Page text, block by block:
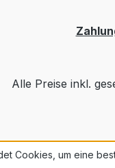
Alle Preise inkl.
Cookies, um eine